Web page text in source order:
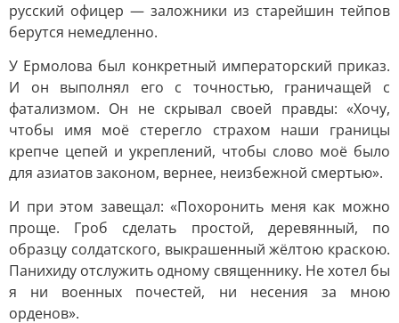
русский офицер — заложники из старейшин тейпов
берутся немедленно.
У Ермолова был конкретный императорский приказ.
И он выполнял его с точностью, граничащей с
фатализмом. Он не скрывал своей правды: «Хочу,
чтобы имя моё стерегло страхом наши границы
крепче цепей и укреплений, чтобы слово моё было
для азиатов законом, вернее, неизбежной смертью».
И при этом завещал: «Похоронить меня как можно
проще. Гроб сделать простой, деревянный, по
образцу солдатского, выкрашенный жёлтою краскою.
Панихиду отслужить одному священнику. Не хотел бы
я ни военных почестей, ни несения за мною
орденов».